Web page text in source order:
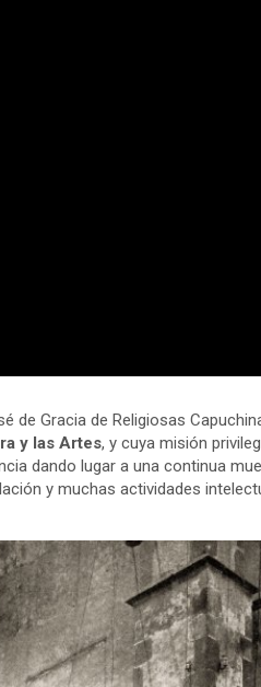
de Gracia de Religiosas
y las Artes, y cuya misión
dando lugar a una continua
y muchas actividades